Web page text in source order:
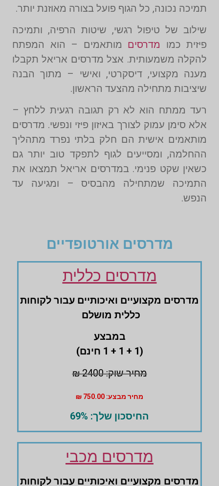
תמיכה נכונה, כל הגוף פועל בצורה מאוזנת יותר.
שילוב של טיפול רגשי, שיטות הרפיה, ותמיכה
פיזית כמו מדרסים מותאמים – הוא המפתח
להקלה משמעותית. אצל מדרסים אריאל תקבלו
מענה מקצועי, דיסקרטי, ואישי – מתוך הבנה
שיציבות מתחילה מהצעד הראשון.
רעד ממתח הוא לא רק תגובה רגעית ללחץ –
אלא סימן עמוק לצורך באיזון פיזי ונפשי. מדרסים
מותאמים אישית הם חלק בלתי נפרד מתהליך
ההחלמה, ומסייעים לגוף לתפקד טוב יותר גם
כשאין שקט פנימי. במדרסים אריאל תמצאו את
התמיכה שמתחילה מהבסיס – ומגיעה עד
הנפש.
מדרסים אורטופדיים
מדרסים כללית
מדרסים ‏מקצועיים ‏ואיכותיים עבור לקוחות
‏כללית מושלם
במבצע
(1 + 1 + 1 חינם)
מחיר שוק: 2400 ₪
מחיר מבצע: 750.00 ₪
החיסכון שלך: 69%
מדרסים מכבי
מדרסים ‏מקצועיים ואיכותיים עבור לקוחות